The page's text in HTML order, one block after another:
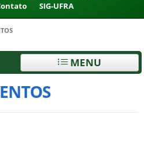
SIG-UFRA
MENU